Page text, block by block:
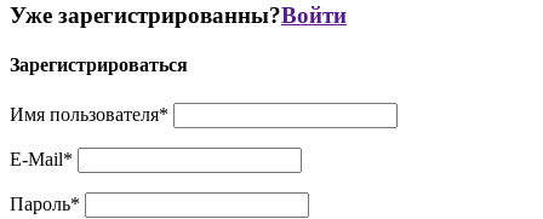
Уже зарегистрированны?Войти
Зарегистрироваться
Имя пользователя*
E-Mail*
Пароль*